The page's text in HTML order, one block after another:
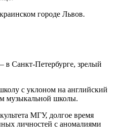
городе Львов.
Санкт-Петербурге, зрелый
с уклоном на английский
музыкальной школы.
МГУ, долгое время
личностей с аномалиями